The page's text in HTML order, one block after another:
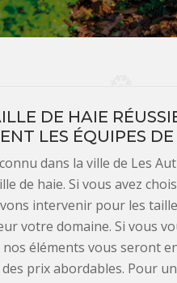
DE HAIE
LES ÉQUIPES
dans la ville de Les
de haie. Si vous avez
intervenir pour les
votre domaine. Si vous
nos éléments vous seront
prix abordables. Pour